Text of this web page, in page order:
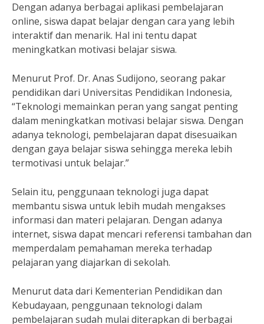
Dengan adanya berbagai aplikasi pembelajaran
online, siswa dapat belajar dengan cara yang lebih
interaktif dan menarik. Hal ini tentu dapat
meningkatkan motivasi belajar siswa.
Menurut Prof. Dr. Anas Sudijono, seorang pakar
pendidikan dari Universitas Pendidikan Indonesia,
“Teknologi memainkan peran yang sangat penting
dalam meningkatkan motivasi belajar siswa. Dengan
adanya teknologi, pembelajaran dapat disesuaikan
dengan gaya belajar siswa sehingga mereka lebih
termotivasi untuk belajar.”
Selain itu, penggunaan teknologi juga dapat
membantu siswa untuk lebih mudah mengakses
informasi dan materi pelajaran. Dengan adanya
internet, siswa dapat mencari referensi tambahan dan
memperdalam pemahaman mereka terhadap
pelajaran yang diajarkan di sekolah.
Menurut data dari Kementerian Pendidikan dan
Kebudayaan, penggunaan teknologi dalam
pembelajaran sudah mulai diterapkan di berbagai